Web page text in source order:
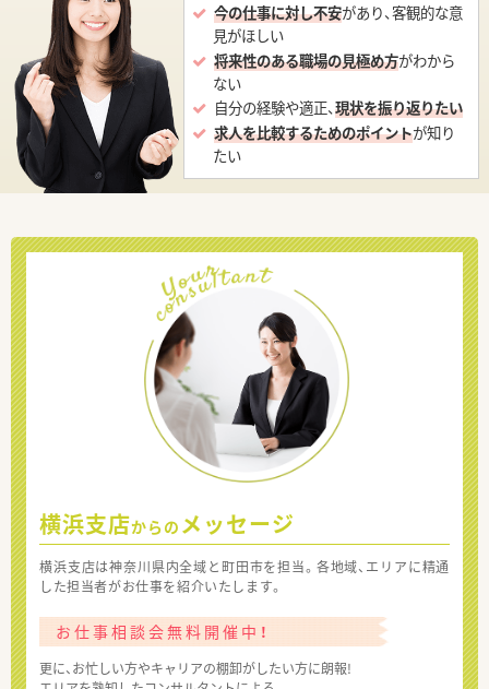
今の仕事に対し不安があり、客観的な意
見がほしい
将来性のある職場の見極め方がわから
ない
自分の経験や適正、現状を振り返りたい
求人を比較するためのポイントが知り
たい
横浜支店からの メッセージ
横浜支店は神奈川県内全域と町田市を担当。各地域、エリアに精通
した担当者がお仕事を紹介いたします。
お仕事相談会無料開催中！
更に、お忙しい方やキャリアの棚卸がしたい方に朗報!